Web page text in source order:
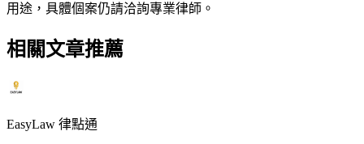
用途，具體個案仍請洽詢專業律師。
相關文章推薦
EasyLaw 律點通